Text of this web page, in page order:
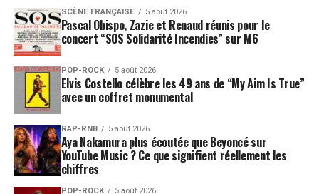
SCÈNE FRANÇAISE 5 août 2026
Pascal Obispo, Zazie et Renaud réunis pour le
concert “SOS Solidarité Incendies” sur M6
POP-ROCK 5 août 2026
Elvis Costello célèbre les 49 ans de “My Aim Is True”
avec un coffret monumental
RAP-RNB 5 août 2026
Aya Nakamura plus écoutée que Beyoncé sur
YouTube Music ? Ce que signifient réellement les
chiffres
POP-ROCK 5 août 2026